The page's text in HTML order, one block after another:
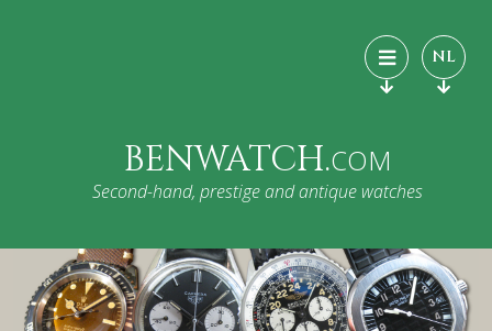
NL
BENWATCH.COM
Second-hand, prestige and antique watches